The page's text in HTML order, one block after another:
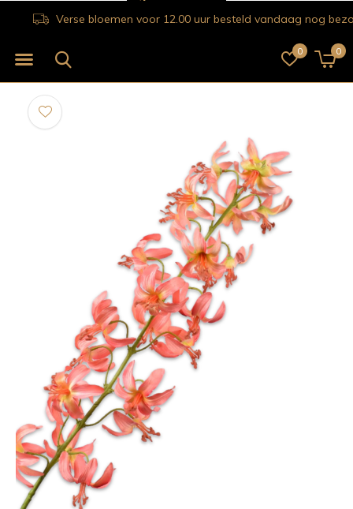
0 0
Verse bloemen voor 12.00 uur besteld vandaag nog bezorgd!